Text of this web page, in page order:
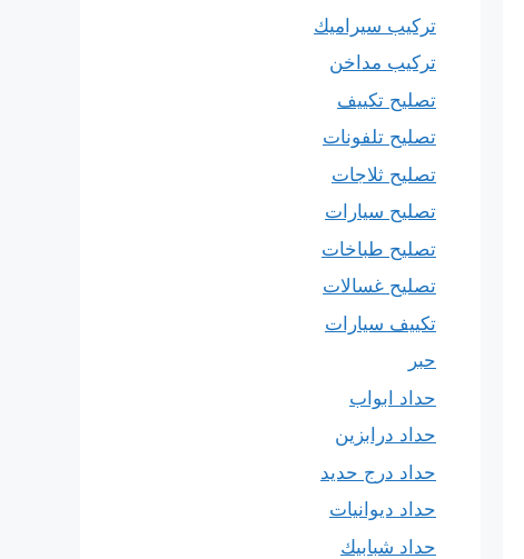
تركيب سيراميك
تركيب مداخن
تصليح تكييف
تصليح تلفونات
تصليح ثلاجات
تصليح سيارات
تصليح طباخات
تصليح غسالات
تكييف سيارات
حبر
حداد ابواب
حداد درابزين
حداد درج حديد
حداد ديوانيات
حداد شبابيك